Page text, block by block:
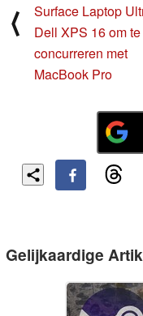
⟨
Surface Laptop
Dell XPS 16 om te
concurreren met
MacBook Pro
Gelijkaardige